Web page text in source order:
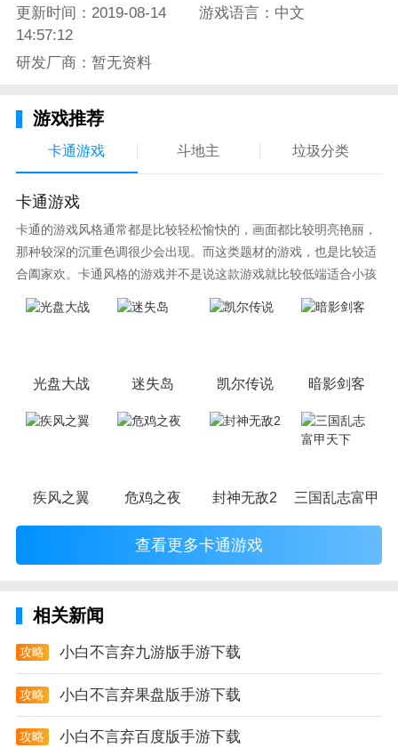
哟。
更新时间：2019-08-14
14:57:12
游戏语言：中文
研发厂商：暂无资料
游戏推荐
卡通游戏 斗地主 垃圾分类
卡通游戏
卡通的游戏风格通常都是比较轻松愉快的，画面都比较明亮艳丽，
那种较深的沉重色调很少会出现。而这类题材的游戏，也是比较适
合阖家欢。卡通风格的游戏并不是说这款游戏就比较低端适合小孩
子玩，因为很多游戏厂商会故意把游戏中添加进入卡通元素，这也
光盘大战 迷失岛 凯尔传说 暗影剑客
疾风之翼 危鸡之夜 封神无敌2 三国乱志富甲天
查看更多卡通游戏
相关新闻
攻略 小白不言弃九游版手游下载
攻略 小白不言弃果盘版手游下载
攻略 小白不言弃百度版手游下载